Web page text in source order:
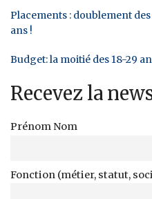
Placements : doublement
ans !
Budget: la moitié des 18-29
Recevez la
Prénom Nom
Fonction (métier, statut,